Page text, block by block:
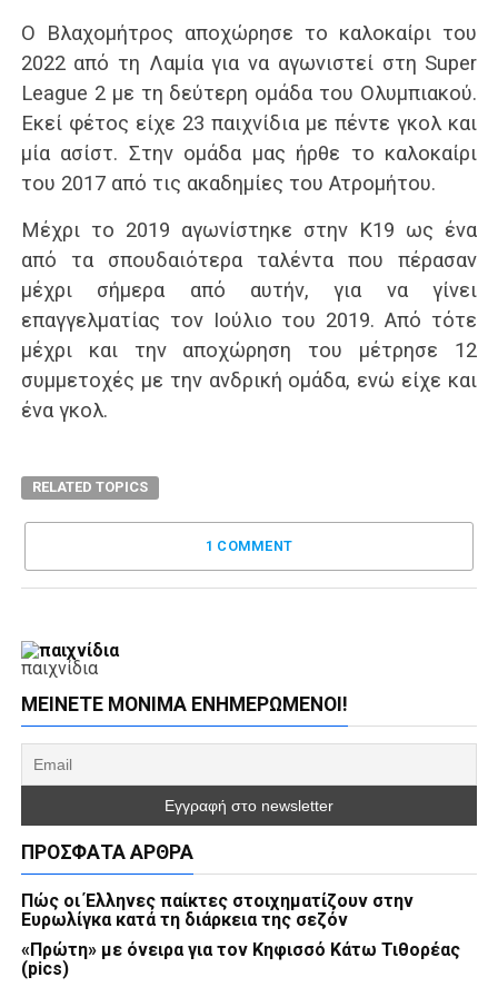
Ο Βλαχομήτρος αποχώρησε το καλοκαίρι του
2022 από τη Λαμία για να αγωνιστεί στη Super
League 2 με τη δεύτερη ομάδα του Ολυμπιακού.
Εκεί φέτος είχε 23 παιχνίδια με πέντε γκολ και
μία ασίστ. Στην ομάδα μας ήρθε το καλοκαίρι
του 2017 από τις ακαδημίες του Ατρομήτου.
Μέχρι το 2019 αγωνίστηκε στην Κ19 ως ένα
από τα σπουδαιότερα ταλέντα που πέρασαν
μέχρι σήμερα από αυτήν, για να γίνει
επαγγελματίας τον Ιούλιο του 2019. Από τότε
μέχρι και την αποχώρηση του μέτρησε 12
συμμετοχές με την ανδρική ομάδα, ενώ είχε και
ένα γκολ.
RELATED TOPICS
1 COMMENT
παιχνίδια
ΜΕΊΝΕΤΕ ΜΌΝΙΜΑ ΕΝΗΜΕΡΏΜΕΝΟΙ!
ΠΡΌΣΦΑΤΑ ΆΡΘΡΑ
Πώς οι Έλληνες παίκτες στοιχηματίζουν στην
Ευρωλίγκα κατά τη διάρκεια της σεζόν
«Πρώτη» με όνειρα για τον Κηφισσό Κάτω Τιθορέας
(pics)